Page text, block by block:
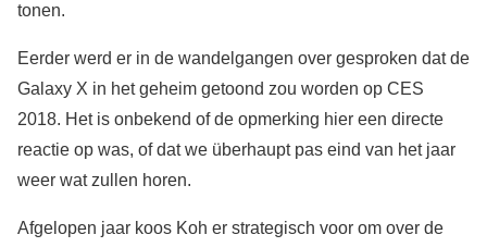
tonen.
Eerder werd er in de wandelgangen over gesproken dat de
Galaxy X in het geheim getoond zou worden op CES
2018. Het is onbekend of de opmerking hier een directe
reactie op was, of dat we überhaupt pas eind van het jaar
weer wat zullen horen.
Afgelopen jaar koos Koh er strategisch voor om over de